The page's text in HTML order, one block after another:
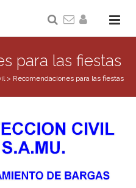
para las fiestas
> Recomendaciones para las fiestas